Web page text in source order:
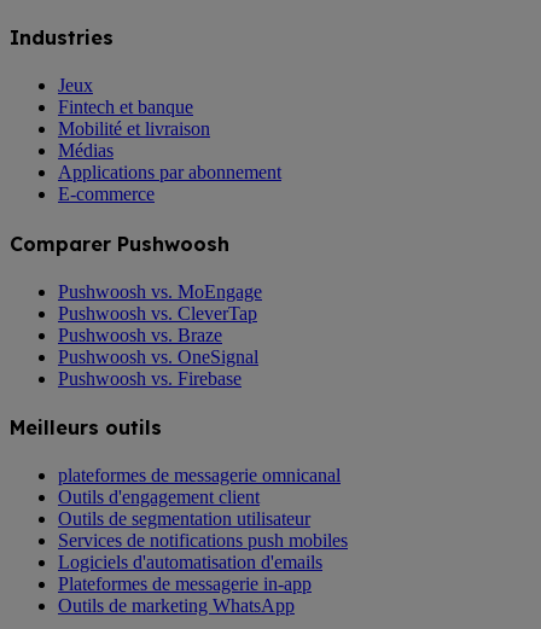
Industries
Jeux
Fintech et banque
Mobilité et livraison
Médias
Applications par abonnement
E-commerce
Comparer Pushwoosh
Pushwoosh vs. MoEngage
Pushwoosh vs. CleverTap
Pushwoosh vs. Braze
Pushwoosh vs. OneSignal
Pushwoosh vs. Firebase
Meilleurs outils
plateformes de messagerie omnicanal
Outils d'engagement client
Outils de segmentation utilisateur
Services de notifications push mobiles
Logiciels d'automatisation d'emails
Plateformes de messagerie in-app
Outils de marketing WhatsApp